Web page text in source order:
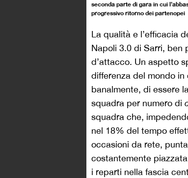
seconda parte di gara in cui
progressivo ritorno dei partenopei
La qualità e l’efficacia
Napoli 3.0 di Sarri, ben
d’attacco. Un aspetto
differenza del mondo
banalmente, di essere
squadra per numero di
squadra che,
nel 18% del tempo
occasioni da rete,
costantemente
i reparti nella fascia